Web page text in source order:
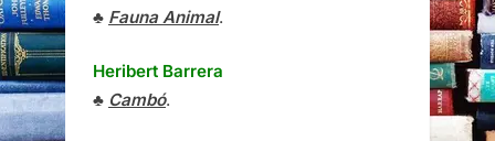
♣ Fauna Animal.
Heribert Barrera
♣ Cambó.